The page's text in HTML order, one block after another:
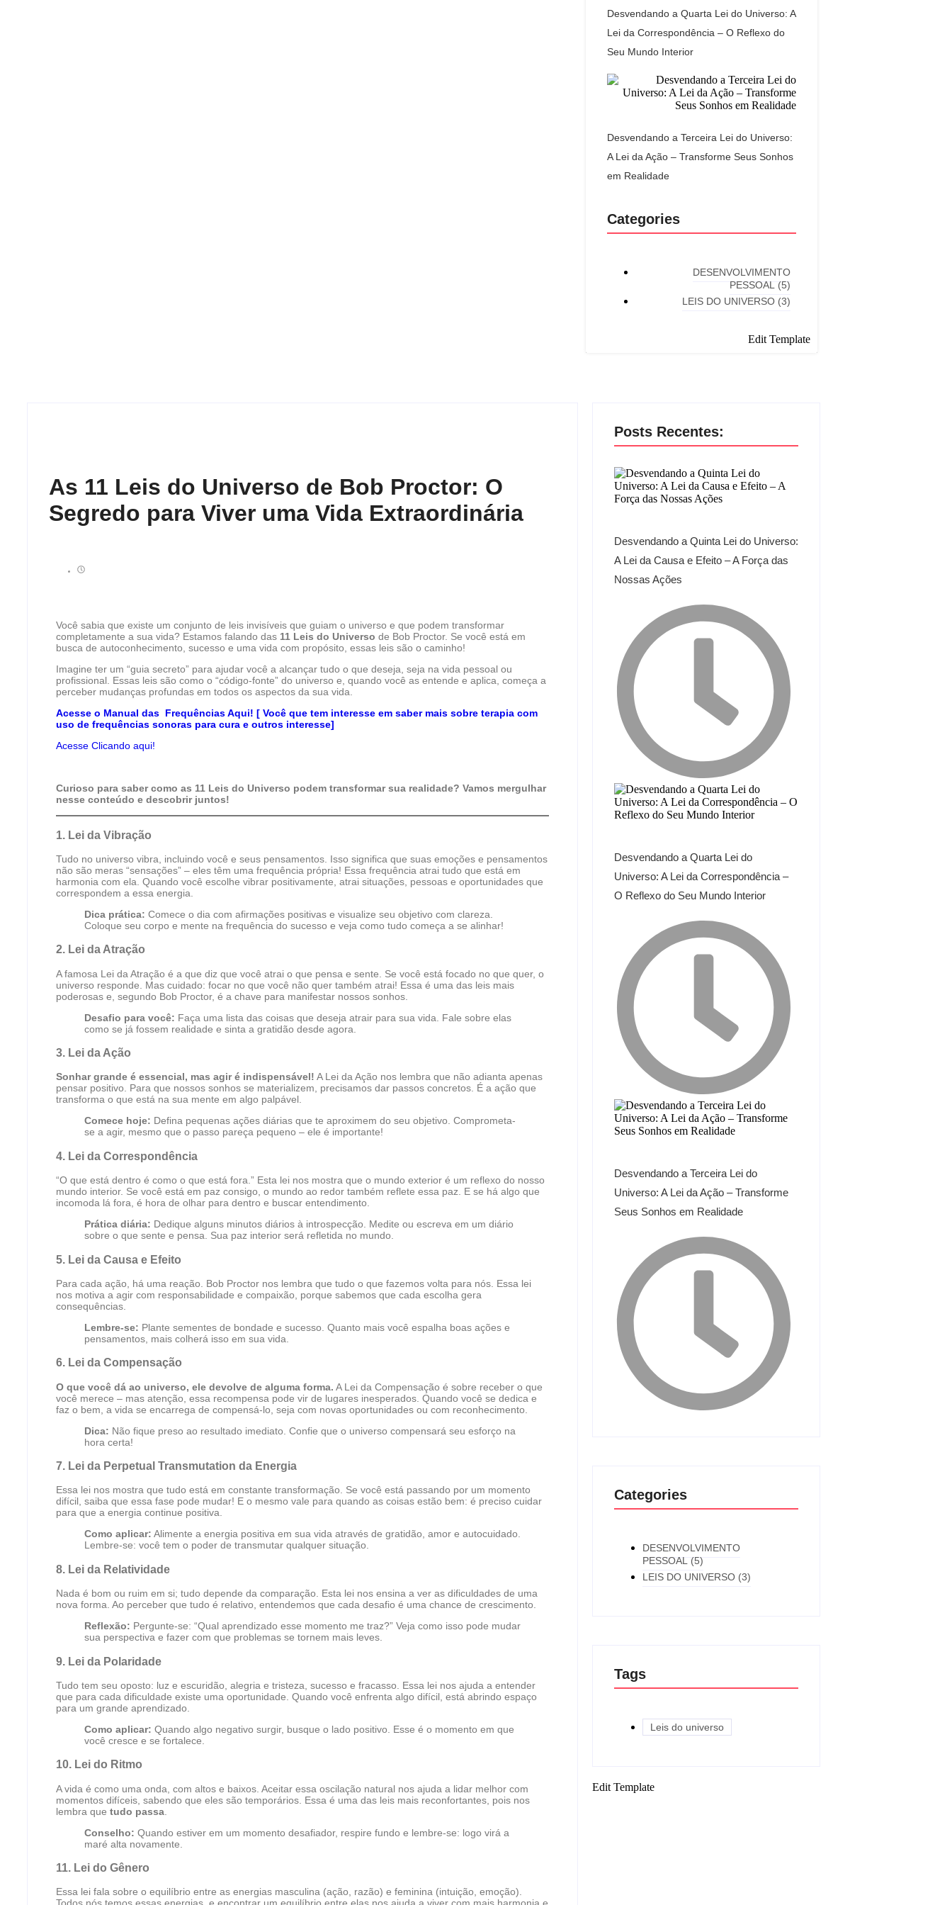
Desvendando a Quarta Lei do Universo: A
Lei da Correspondência – O Reflexo do
Seu Mundo Interior
Desvendando a Terceira Lei do Universo:
A Lei da Ação – Transforme Seus Sonhos
em Realidade
Categories
DESENVOLVIMENTO
PESSOAL
(5)
LEIS DO UNIVERSO (3)
Edit Template
As 11 Leis do Universo de Bob Proctor: O
Segredo para Viver uma Vida Extraordinária
Você sabia que existe um conjunto de leis invisíveis que guiam o universo e que podem transformar
completamente a sua vida? Estamos falando das 11 Leis do Universo de Bob Proctor. Se você está em
busca de autoconhecimento, sucesso e uma vida com propósito, essas leis são o caminho!
Imagine ter um “guia secreto” para ajudar você a alcançar tudo o que deseja, seja na vida pessoal ou
profissional. Essas leis são como o “código-fonte” do universo e, quando você as entende e aplica, começa a
perceber mudanças profundas em todos os aspectos da sua vida.
Acesse o Manual das Frequências Aqui! [ Você que tem interesse em saber mais sobre terapia com
uso de frequências sonoras para cura e outros interesse]
Acesse Clicando aqui!
Curioso para saber como as 11 Leis do Universo podem transformar sua realidade? Vamos mergulhar
nesse conteúdo e descobrir juntos!
1. Lei da Vibração
Tudo no universo vibra, incluindo você e seus pensamentos. Isso significa que suas emoções e pensamentos
não são meras “sensações” – eles têm uma frequência própria! Essa frequência atrai tudo que está em
harmonia com ela. Quando você escolhe vibrar positivamente, atrai situações, pessoas e oportunidades que
correspondem a essa energia.
Dica prática: Comece o dia com afirmações positivas e visualize seu objetivo com clareza.
Coloque seu corpo e mente na frequência do sucesso e veja como tudo começa a se alinhar!
2. Lei da Atração
A famosa Lei da Atração é a que diz que você atrai o que pensa e sente. Se você está focado no que quer, o
universo responde. Mas cuidado: focar no que você não quer também atrai! Essa é uma das leis mais
poderosas e, segundo Bob Proctor, é a chave para manifestar nossos sonhos.
Desafio para você: Faça uma lista das coisas que deseja atrair para sua vida. Fale sobre elas
como se já fossem realidade e sinta a gratidão desde agora.
3. Lei da Ação
Sonhar grande é essencial, mas agir é indispensável! A Lei da Ação nos lembra que não adianta apenas
pensar positivo. Para que nossos sonhos se materializem, precisamos dar passos concretos. É a ação que
transforma o que está na sua mente em algo palpável.
Comece hoje: Defina pequenas ações diárias que te aproximem do seu objetivo. Comprometa-
se a agir, mesmo que o passo pareça pequeno – ele é importante!
4. Lei da Correspondência
“O que está dentro é como o que está fora.” Esta lei nos mostra que o mundo exterior é um reflexo do nosso
mundo interior. Se você está em paz consigo, o mundo ao redor também reflete essa paz. E se há algo que
incomoda lá fora, é hora de olhar para dentro e buscar entendimento.
Prática diária: Dedique alguns minutos diários à introspecção. Medite ou escreva em um diário
sobre o que sente e pensa. Sua paz interior será refletida no mundo.
5. Lei da Causa e Efeito
Para cada ação, há uma reação. Bob Proctor nos lembra que tudo o que fazemos volta para nós. Essa lei
nos motiva a agir com responsabilidade e compaixão, porque sabemos que cada escolha gera
consequências.
Lembre-se: Plante sementes de bondade e sucesso. Quanto mais você espalha boas ações e
pensamentos, mais colherá isso em sua vida.
6. Lei da Compensação
O que você dá ao universo, ele devolve de alguma forma. A Lei da Compensação é sobre receber o que
você merece – mas atenção, essa recompensa pode vir de lugares inesperados. Quando você se dedica e
faz o bem, a vida se encarrega de compensá-lo, seja com novas oportunidades ou com reconhecimento.
Dica: Não fique preso ao resultado imediato. Confie que o universo compensará seu esforço na
hora certa!
7. Lei da Perpetual Transmutation da Energia
Essa lei nos mostra que tudo está em constante transformação. Se você está passando por um momento
difícil, saiba que essa fase pode mudar! E o mesmo vale para quando as coisas estão bem: é preciso cuidar
para que a energia continue positiva.
Como aplicar: Alimente a energia positiva em sua vida através de gratidão, amor e autocuidado.
Lembre-se: você tem o poder de transmutar qualquer situação.
8. Lei da Relatividade
Nada é bom ou ruim em si; tudo depende da comparação. Esta lei nos ensina a ver as dificuldades de uma
nova forma. Ao perceber que tudo é relativo, entendemos que cada desafio é uma chance de crescimento.
Reflexão: Pergunte-se: “Qual aprendizado esse momento me traz?” Veja como isso pode mudar
sua perspectiva e fazer com que problemas se tornem mais leves.
9. Lei da Polaridade
Tudo tem seu oposto: luz e escuridão, alegria e tristeza, sucesso e fracasso. Essa lei nos ajuda a entender
que para cada dificuldade existe uma oportunidade. Quando você enfrenta algo difícil, está abrindo espaço
para um grande aprendizado.
Como aplicar: Quando algo negativo surgir, busque o lado positivo. Esse é o momento em que
você cresce e se fortalece.
10. Lei do Ritmo
A vida é como uma onda, com altos e baixos. Aceitar essa oscilação natural nos ajuda a lidar melhor com
momentos difíceis, sabendo que eles são temporários. Essa é uma das leis mais reconfortantes, pois nos
lembra que tudo passa
Conselho: Quando estiver em um momento desafiador, respire fundo e lembre-se: logo virá a
maré alta novamente.
11. Lei do Gênero
Essa lei fala sobre o equilíbrio entre as energias masculina (ação, razão) e feminina (intuição, emoção).
Posts Recentes:
Desvendando a Quinta Lei do Universo:
A Lei da Causa e Efeito – A Força das
Nossas Ações
Desvendando a Quarta Lei do
Universo: A Lei da Correspondência –
O Reflexo do Seu Mundo Interior
Desvendando a Terceira Lei do
Universo: A Lei da Ação – Transforme
Seus Sonhos em Realidade
Categories
DESENVOLVIMENTO
PESSOAL
(5)
LEIS DO UNIVERSO (3)
Tags
Leis do universo
Edit Template